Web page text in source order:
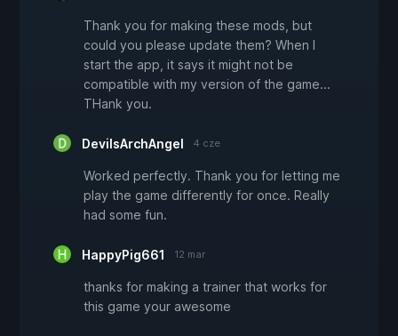
Thank you for making these mods, but
could you please update them? When I
start the app, it says it might not be
compatible with my version of the game...
THank you.
DevilsArchAngel 4 cze
Worked perfectly. Thank you for letting me
play the game differently for once. Really
had some fun.
HappyPig661 12 mar
thanks for making a trainer that works for
this game your awesome